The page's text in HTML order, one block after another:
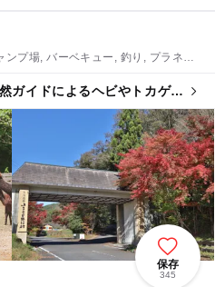
プ場, バーベキュー, 釣り, プラネタ
ガイドによるヘビやトカゲの
保存
345